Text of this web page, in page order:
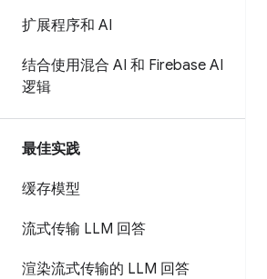
扩展程序和 AI
结合使用混合 AI 和 Firebase AI
逻辑
最佳实践
缓存模型
流式传输 LLM 回答
渲染流式传输的 LLM 回答